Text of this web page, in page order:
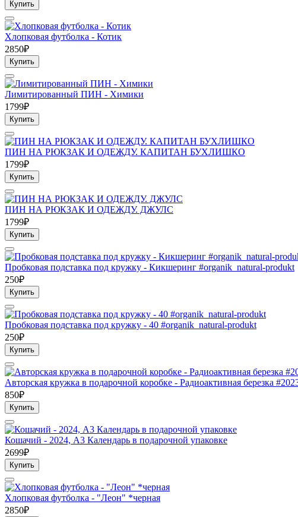
Купить
Хлопковая футболка - Котик
2850₽
Купить
Лимитированный ПИН - Химики
1799₽
Купить
ПИН НА РЮКЗАК И ОДЕЖДУ. КАПИТАН БУХЛИШКО
1799₽
Купить
ПИН НА РЮКЗАК И ОДЕЖДУ. ДЖУЛС
1799₽
Купить
Пробковая подставка под кружку - Кикшеринг #organik_natural-produkt
250₽
Купить
Пробковая подставка под кружку - 40 #organik_natural-produkt
250₽
Купить
Авторская кружка в подарочной коробке - Радиоактивная березка
850₽
Купить
Кошачий - 2024, А3 Календарь в подарочной упаковке
2699₽
Купить
Хлопковая футболка - "Леон" *черная
2850₽